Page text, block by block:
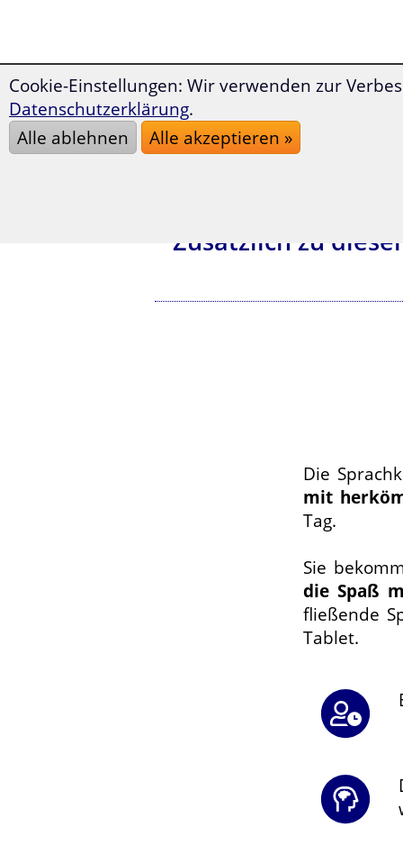
Zusätzlich zu
Die
mit
Tag.
Sie
die Spaß
fließende
Tablet.
Cookie-Einstellungen: Wir verwenden zur
Datenschutzerklärung.
Alle ablehnen
Alle akzeptieren »